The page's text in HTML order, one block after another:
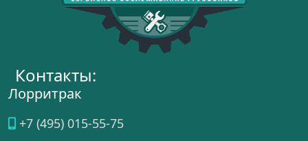
Контакты:
Лорритрак
+7 (495) 015-55-75